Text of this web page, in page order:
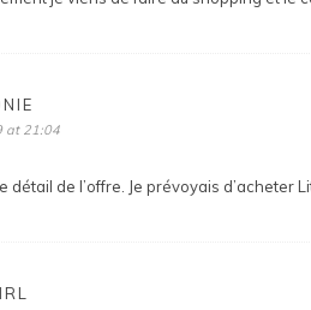
at 21:04
détail de l’offre. Je prévoyais d’acheter